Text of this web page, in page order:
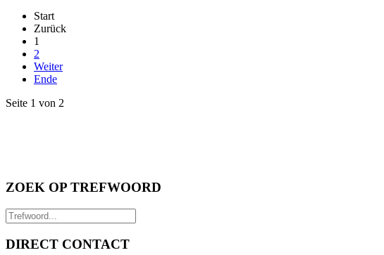
Start
Zurück
1
2
Weiter
Ende
Seite 1 von 2
ZOEK OP TREFWOORD
DIRECT CONTACT